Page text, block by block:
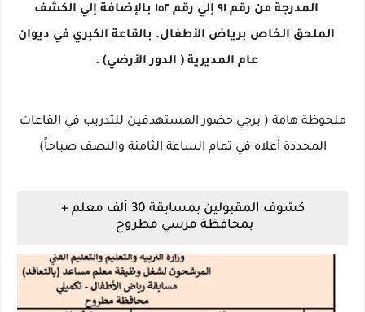
المدرجة من رقم ٩١ إلي رقم ١٥٢ بالإضافة إلي الكشف
الملحق الخاص برياض الأطفال. بالقاعة الكبري في ديوان
عام المديرية ( الدور الأرضي) .
ملحوظة هامة ( يرجي حضور المستهدفين للتدريب في القاعات
المحددة أعلاه في تمام الساعة الثامنة والنصف صباحاً)
كشوف المقبولين بمسابقة 30 ألف معلم +
بمحافظة مرسي مطروح